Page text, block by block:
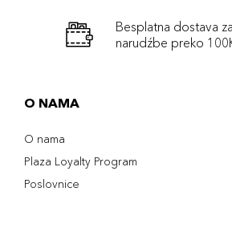
Besplatna dostava
narudźbe preko
O NAMA
O nama
Plaza Loyalty Program
Poslovnice